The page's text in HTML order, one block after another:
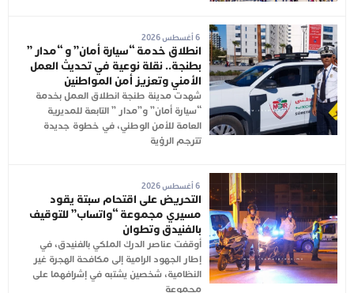
6 أغسطس 2026
انطلاق خدمة “سيارة أمان” و “مدار ”
بطنجة.. نقلة نوعية في تحديث العمل
الأمني وتعزيز أمن المواطنين
شهدت مدينة طنجة انطلاق العمل بخدمة
“سيارة أمان” و”مدار ” التابعة للمديرية
العامة للأمن الوطني، في خطوة جديدة
تترجم الرؤية
6 أغسطس 2026
التحريض على اقتحام سبتة يقود
مسيري مجموعة “واتساب” للتوقيف
بالفنيدق وتطوان
أوقفت عناصر الدرك الملكي بالفنيدق، في
إطار الجهود الرامية إلى مكافحة الهجرة غير
النظامية، شخصين يشتبه في إشرافهما على
مجموعة